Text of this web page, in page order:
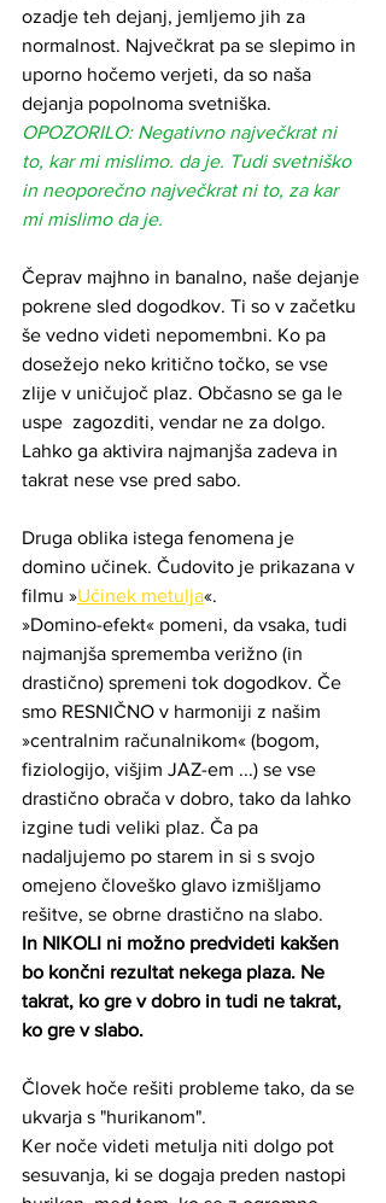
ozadje teh dejanj, jemljemo jih za
normalnost. Največkrat pa se slepimo in
uporno hočemo verjeti, da so naša
dejanja popolnoma svetniška.
OPOZORILO: Negativno največkrat ni
to, kar mi mislimo. da je. Tudi svetniško
in neoporečno največkrat ni to, za kar
mi mislimo da je.
Čeprav majhno in banalno, naše dejanje
pokrene sled dogodkov. Ti so v začetku
še vedno videti nepomembni. Ko pa
dosežejo neko kritično točko, se vse
zlije v uničujoč plaz. Občasno se ga le
uspe  zagozditi, vendar ne za dolgo.
Lahko ga aktivira najmanjša zadeva in
takrat nese vse pred sabo.
Druga oblika istega fenomena je
domino učinek. Čudovito je prikazana v
filmu »Učinek metulja«.
»Domino-efekt« pomeni, da vsaka, tudi
najmanjša sprememba verižno (in
drastično) spremeni tok dogodkov. Če
smo RESNIČNO v harmoniji z našim
»centralnim računalnikom« (bogom,
fiziologijo, višjim JAZ-em ...) se vse
drastično obrača v dobro, tako da lahko
izgine tudi veliki plaz. Ča pa
nadaljujemo po starem in si s svojo
omejeno človeško glavo izmišljamo
rešitve, se obrne drastično na slabo.
In NIKOLI ni možno predvideti kakšen
bo končni rezultat nekega plaza. Ne
takrat, ko gre v dobro in tudi ne takrat,
ko gre v slabo.
Človek hoče rešiti probleme tako, da se
ukvarja s "hurikanom".
Ker noče videti metulja niti dolgo pot
sesuvanja, ki se dogaja preden nastopi